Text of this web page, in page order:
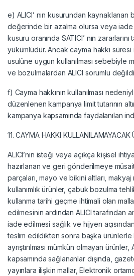
e) ALICI’ nın kusurundan kaynaklanan
değerinde bir azalma olursa veya iade
kusuru oranında SATICI’ nın
yükümlüdür. Ancak cayma hakkı
usulüne uygun kullanılması sebebiyle
ve bozulmalardan ALICI sorumlu
f) Cayma hakkının kullanılması
düzenlenen kampanya limit tutarının
kampanya kapsamında faydalanılan
11. CAYMA HAKKI KULLANILAMAYACAK
ALICI’nın isteği veya açıkça kişisel
hazırlanan ve geri gönderilmeye
parçaları, mayo ve bikini altları,
kullanımlık ürünler, çabuk bozulma
kullanma tarihi geçme ihtimali olan
edilmesinin ardından ALICI tarafından
iade edilmesi sağlık ve hijyen
teslim edildikten sonra başka ürünlerle
ayrıştırılması mümkün olmayan
kapsamında sağlananlar dışında,
yayınlara ilişkin mallar, Elektronik